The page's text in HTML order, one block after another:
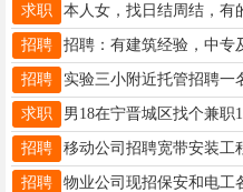
求职 本人女，找日结周结，有
招聘
招聘
求职 男18在宁晋城区找个兼职
招聘
招聘